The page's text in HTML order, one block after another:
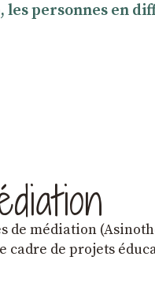
les personnes en
médiation
cadre de projets